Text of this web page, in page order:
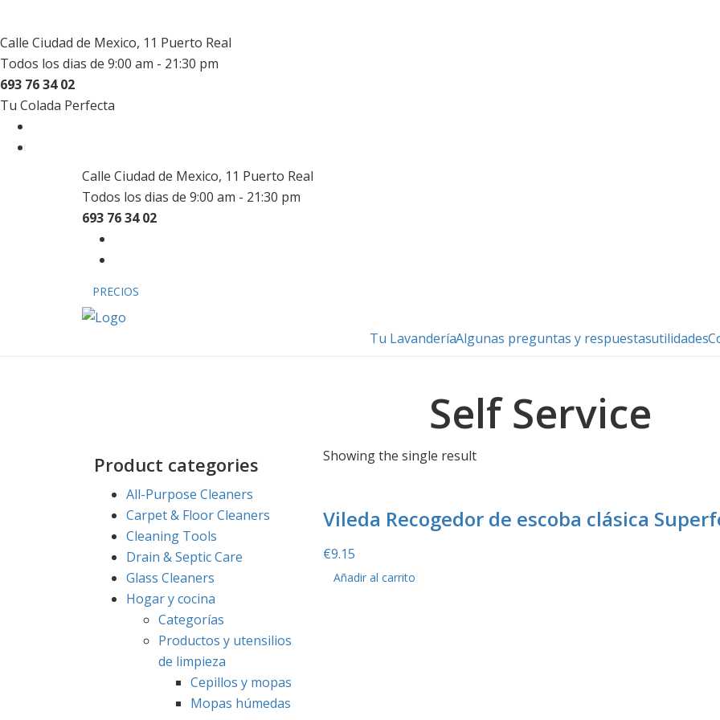
Calle Ciudad de Mexico, 11 Puerto Real
Todos los dias de 9:00 am - 21:30 pm
693 76 34 02
Tu Colada Perfecta
Calle Ciudad de Mexico, 11 Puerto Real
Todos los dias de 9:00 am - 21:30 pm
693 76 34 02
PRECIOS
Tu LavanderíaAlgunas preguntas y respuestasutilidades
Self Service
Product categories
All-Purpose Cleaners
Carpet & Floor Cleaners
Cleaning Tools
Drain & Septic Care
Glass Cleaners
Hogar y cocina
Categorías
Productos y utensilios
de limpieza
Cepillos y mopas
Mopas húmedas
Showing the single result
Vileda Recogedor de escoba clásica
€9.15
Añadir al carrito